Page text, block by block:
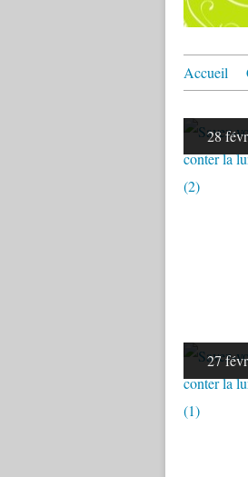
Accueil
28
27